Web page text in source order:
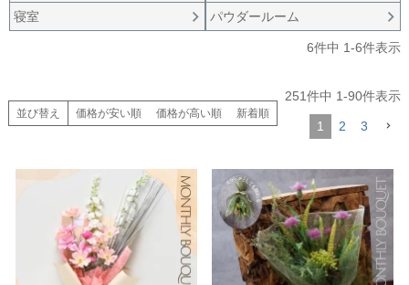
寝室
パウダールーム
6件中 1-6件表示
並び替え 価格が安い順 価格が高い順 新着順
251件中 1-90件表示
1 2 3